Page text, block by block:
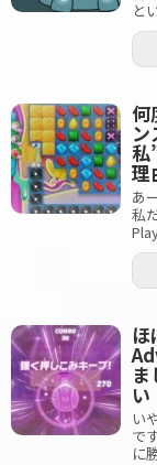
と
何
私
理
あ
私
い
い
で
に